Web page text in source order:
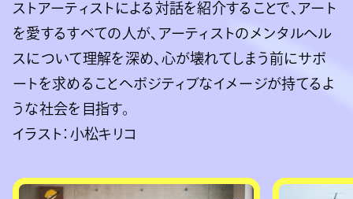
ストアーティストによる対話を紹介することで、アート
を愛するすべての人が、アーティストのメンタルヘル
スについて理解を深め、心が壊れてしまう前にサポ
ートを求めることへポジティブなイメージが持てるよ
うな社会を目指す。
イラスト：小松キリコ